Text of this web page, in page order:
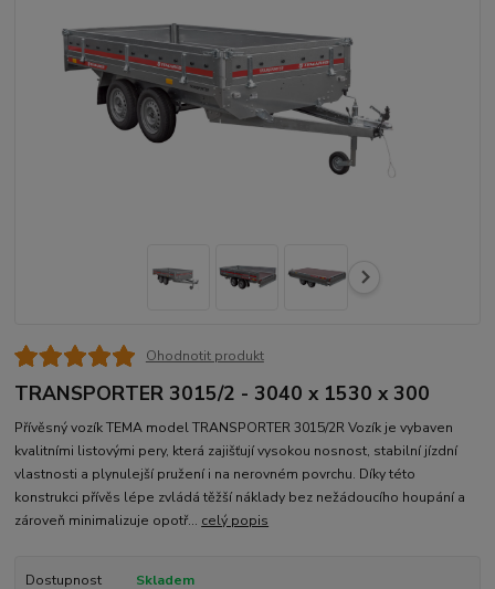
Ohodnotit produkt
TRANSPORTER 3015/2 - 3040 x 1530 x 300
Přívěsný vozík TEMA model TRANSPORTER 3015/2R Vozík je vybaven
kvalitními listovými pery, která zajišťují vysokou nosnost, stabilní jízdní
vlastnosti a plynulejší pružení i na nerovném povrchu. Díky této
konstrukci přívěs lépe zvládá těžší náklady bez nežádoucího houpání a
zároveň minimalizuje opotř... celý popis
Dostupnost Skladem